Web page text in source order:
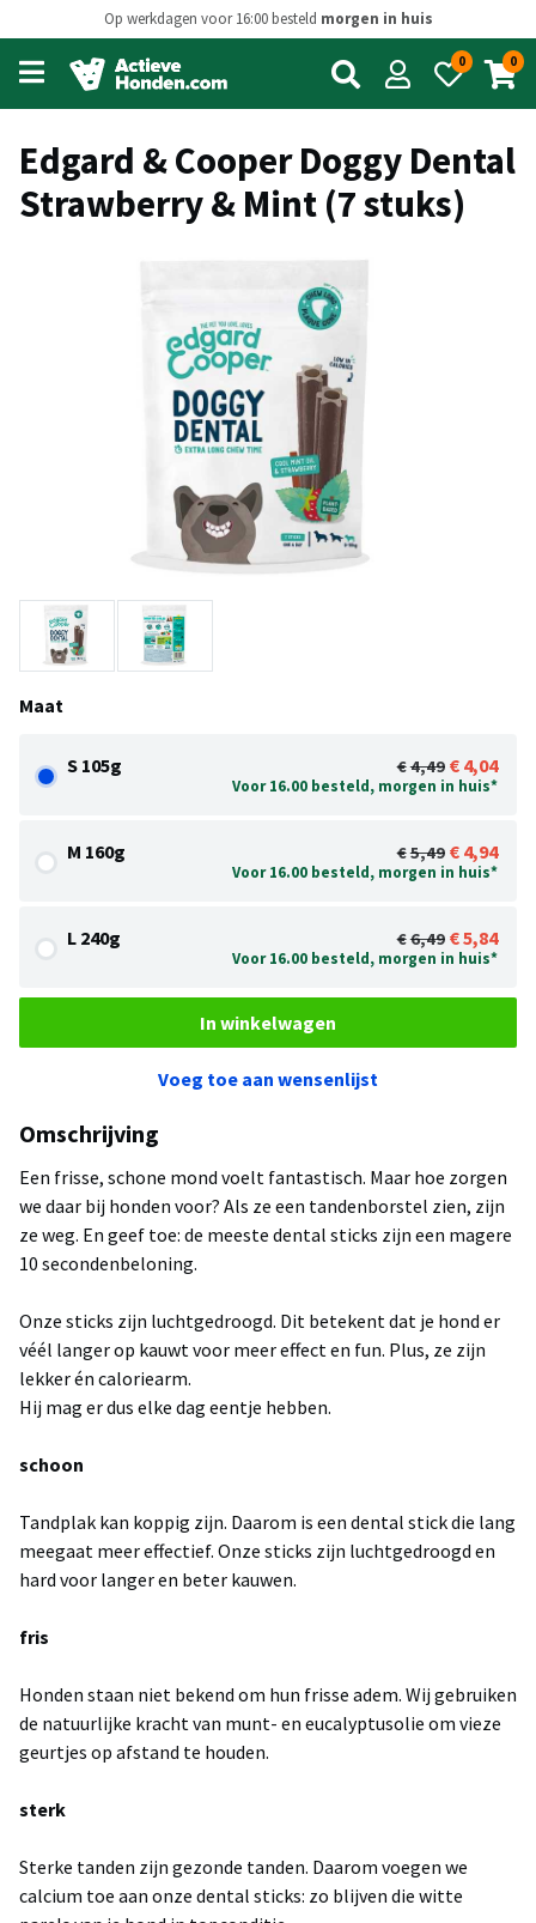
Op werkdagen voor 16:00 besteld morgen in huis
Open
main
menu
0 0
Edgard & Cooper Doggy Dental
Strawberry & Mint (7 stuks)
Maat
S 105g 4,49 4,04
Voor 16.00 besteld, morgen in huis*
M 160g 5,49 4,94
Voor 16.00 besteld, morgen in huis*
L 240g 6,49 5,84
Voor 16.00 besteld, morgen in huis*
In winkelwagen
Voeg toe aan wensenlijst
Omschrijving
Een frisse, schone mond voelt fantastisch. Maar hoe zorgen
we daar bij honden voor? Als ze een tandenborstel zien, zijn
ze weg. En geef toe: de meeste dental sticks zijn een magere
10 secondenbeloning.
Onze sticks zijn luchtgedroogd. Dit betekent dat je hond er
véél langer op kauwt voor meer effect en fun. Plus, ze zijn
lekker én caloriearm.
Hij mag er dus elke dag eentje hebben.
schoon
Tandplak kan koppig zijn. Daarom is een dental stick die lang
meegaat meer effectief. Onze sticks zijn luchtgedroogd en
hard voor langer en beter kauwen.
fris
Honden staan niet bekend om hun frisse adem. Wij gebruiken
de natuurlijke kracht van munt- en eucalyptusolie om vieze
geurtjes op afstand te houden.
sterk
Sterke tanden zijn gezonde tanden. Daarom voegen we
calcium toe aan onze dental sticks: zo blijven die witte